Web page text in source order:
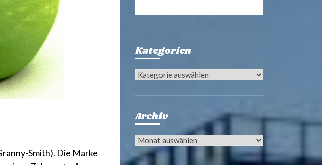
Smith). Die Marke
Kategorien
Kategorien
Archiv
Archiv